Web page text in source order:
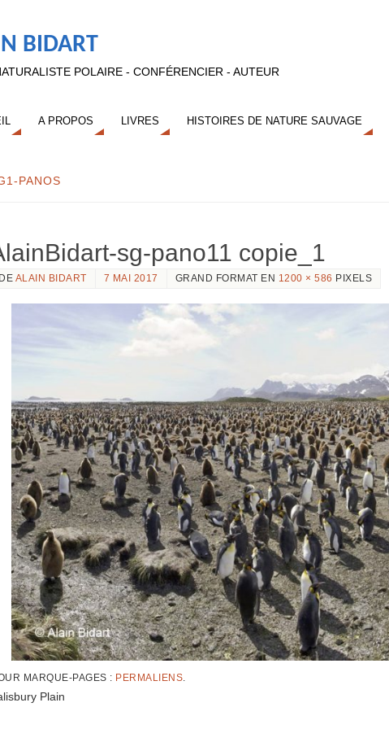
BIDART
POLAIRE - CONFÉRENCIER - AUTEUR
A PROPOS LIVRES HISTOIRES DE NATURE SAUVAGE
PANOS
sg-pano11 copie_1
DE ALAIN BIDART 7 MAI 2017 GRAND FORMAT EN 1200 × 586 PIXELS
MARQUE-PAGES : PERMALIENS.
Plain